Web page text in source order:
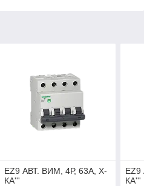
EZ9 АВТ. ВИМ, 4Р, 63А, Х-
КА'''
КА'''